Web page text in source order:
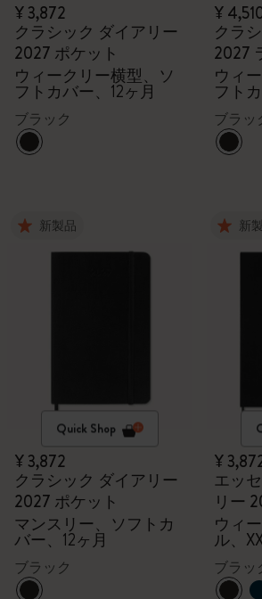
¥ 3,872
クラシック ダイアリー
2027 ポケット
ウィークリー横型、ソ
フトカバー、12ヶ月
ブラック
¥
クラ
2027
ウィ
フト
ブラッ
新製品
Quick Shop
¥ 3,872
クラシック ダイアリー
2027 ポケット
マンスリー、ソフトカ
バー、12ヶ月
ブラック
新
¥
エッ
リー
ウィ
ル、
15ヶ月
ブラッ